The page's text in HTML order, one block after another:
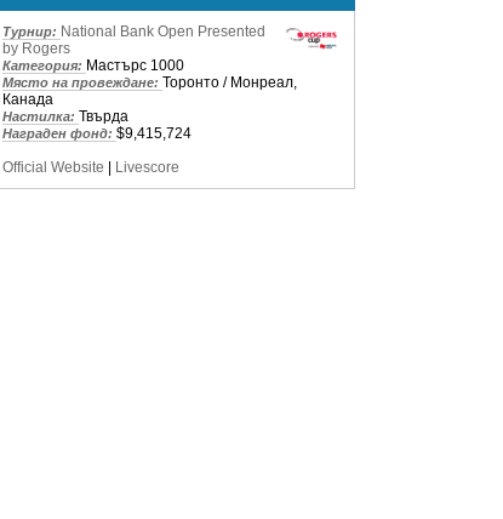
Турнир: National Bank Open Presented
by Rogers
Категория: Мастърс 1000
Място на провеждане: Торонто / Монреал,
Канада
Настилка: Твърда
Награден фонд: $9,415,724
Official Website
Livescore